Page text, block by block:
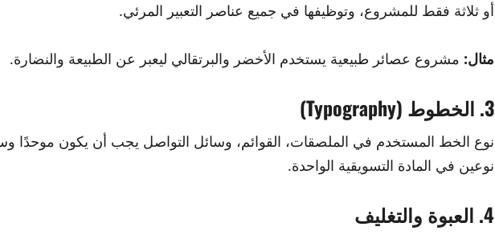
أو ثلاثة فقط للمشروع، وتوظيفها في جميع عناصر التعبير المرئي.
مثال: مشروع عصائر طبيعية يستخدم الأخضر والبرتقالي ليعبر عن الطبيعة والنضارة.
3. الخطوط (Typography)
نوع الخط المستخدم في الملصقات، القوائم، وسائل التواصل يجب أن يكون موحدًا
نوعين في المادة التسويقية الواحدة.
4. العبوة والتغليف